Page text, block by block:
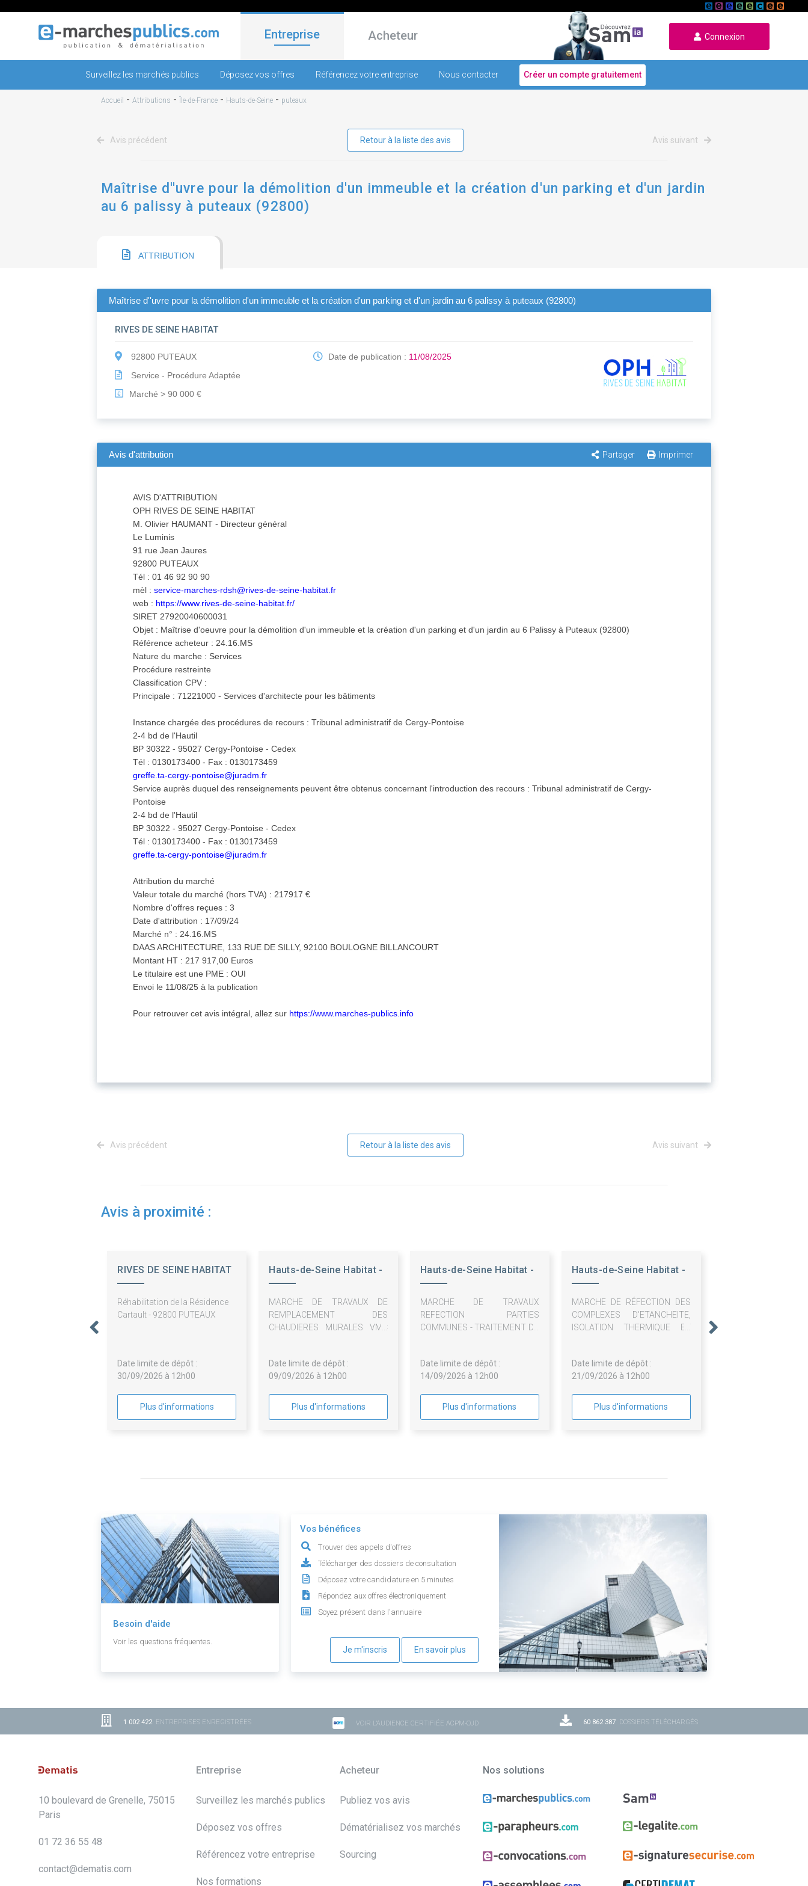
Entreprise Acheteur Connexion
Surveillez les marchés publics Déposez vos offres Référencez votre entreprise Nous contacter Créer un compte gratuitement
Accueil - Attributions - Île-de-France - Hauts-de-Seine - puteaux
Avis précédent Retour à la liste des avis Avis suivant
Maîtrise d''uvre pour la démolition d'un immeuble et la création d'un parking et d'un jardin
au 6 palissy à puteaux (92800)
ATTRIBUTION
Maîtrise d''uvre pour la démolition d'un immeuble et la création d'un parking et d'un jardin au 6 palissy à puteaux (92800)
RIVES DE SEINE HABITAT
92800 PUTEAUX
Service - Procédure Adaptée
€ Marché > 90 000 €
Date de publication : 11/08/2025
Avis d'attribution Partager Imprimer
AVIS D'ATTRIBUTION
OPH RIVES DE SEINE HABITAT
M. Olivier HAUMANT - Directeur général
Le Luminis
91 rue Jean Jaures
92800 PUTEAUX
Tél : 01 46 92 90 90
mèl :service-marches-rdsh@rives-de-seine-habitat.fr
web : https://www.rives-de-seine-habitat.fr/
SIRET 27920040600031
Objet : Maîtrise d'oeuvre pour la démolition d'un immeuble et la création d'un parking et d'un jardin au 6 Palissy à Puteaux (92800)
Référence acheteur : 24.16.MS
Nature du marche : Services
Procédure restreinte
Classification CPV :
Principale : 71221000 - Services d'architecte pour les bâtiments
Instance chargée des procédures de recours : Tribunal administratif de Cergy-Pontoise
2-4 bd de l'Hautil
BP 30322 - 95027 Cergy-Pontoise - Cedex
Tél : 0130173400 - Fax : 0130173459
greffe.ta-cergy-pontoise@juradm.fr
Service auprès duquel des renseignements peuvent être obtenus concernant l'introduction des recours : Tribunal administratif de Cergy-
Pontoise
2-4 bd de l'Hautil
BP 30322 - 95027 Cergy-Pontoise - Cedex
Tél : 0130173400 - Fax : 0130173459
greffe.ta-cergy-pontoise@juradm.fr
Attribution du marché
Valeur totale du marché (hors TVA) : 217917 €
Nombre d'offres reçues : 3
Date d'attribution : 17/09/24
Marché n° : 24.16.MS
DAAS ARCHITECTURE, 133 RUE DE SILLY, 92100 BOULOGNE BILLANCOURT
Montant HT : 217 917,00 Euros
Le titulaire est une PME : OUI
Envoi le 11/08/25 à la publication
Pour retrouver cet avis intégral, allez sur https://www.marches-publics.info
Avis précédent Retour à la liste des avis Avis suivant
Avis à proximité :
RIVES DE SEINE HABITAT
Réhabilitation de la Résidence
Cartault - 92800 PUTEAUX
Date limite de dépôt :
30/09/2026 à 12h00
Plus d'informations
Hauts-de-Seine Habitat -
MARCHE DE TRAVAUX DE
REMPLACEMENT DES
CHAUDIERES MURALES VMC
Date limite de dépôt :
09/09/2026 à 12h00
Plus d'informations
Hauts-de-Seine Habitat -
MARCHE DE TRAVAUX
REFECTION PARTIES
COMMUNES - TRAITEMENT DU
Date limite de dépôt :
14/09/2026 à 12h00
Plus d'informations
Hauts-de-Seine Habitat -
MARCHE DE RÉFECTION DES
COMPLEXES D'ETANCHEITE,
ISOLATION THERMIQUE ET
INACCESSIBLES
Date limite de dépôt :
21/09/2026 à 12h00
Plus d'informations
Besoin d'aide
Voir les questions fréquentes.
Vos bénéfices
Trouver des appels d'offres
Télécharger des dossiers de consultation
Déposez votre candidature en 5 minutes
Répondez aux offres électroniquement
Soyez présent dans l'annuaire
Je m'inscris En savoir plus
1 002 422ENTREPRISES ENREGISTRÉES VOIR L'AUDIENCE CERTIFIÉE ACPM-OJD 60 862 387 DOSSIERS TÉLÉCHARGÉS
10 boulevard de Grenelle, 75015
Paris
01 72 36 55 48
contact@dematis.com
Entreprise
Surveillez les marchés publics
Déposez vos offres
Référencez votre entreprise
Nos formations
Acheteur
Publiez vos avis
Dématérialisez vos marchés
Sourcing
Nos solutions